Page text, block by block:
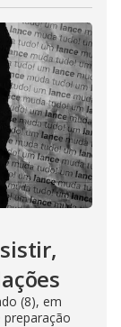
(8), em
preparação